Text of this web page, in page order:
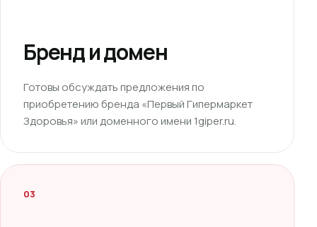
Бренд и домен
Готовы обсуждать предложения по
приобретению бренда «Первый Гипермаркет
Здоровья» или доменного имени 1giper.ru.
03